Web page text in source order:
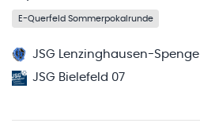
E-Querfeld Sommerpokalrunde
JSG Lenzinghausen-Spenge
JSG Bielefeld 07